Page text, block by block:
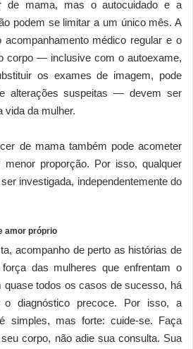
de mama, mas o autocuidado e a
podem se limitar a um único mês. A
acompanhamento médico regular e o
corpo — inclusive com o autoexame,
os exames de imagem, pode
alterações suspeitas — devem ser
vida da mulher.
de mama também pode acometer
proporção. Por isso, qualquer
investigada, independentemente do
amor próprio
acompanho de perto as histórias de
das mulheres que enfrentam o
todos os casos de sucesso, há
diagnóstico precoce. Por isso, a
simples, mas forte: cuide-se. Faça
corpo, não adie sua consulta. Sua